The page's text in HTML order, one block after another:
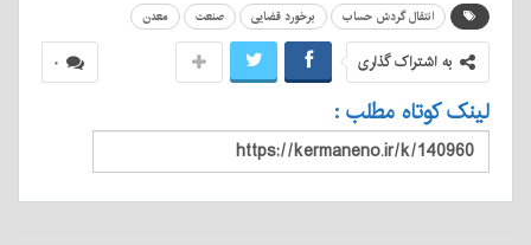
انتقال گردش حساب‌ برخورد قضایی صنعت معدن
۰ به اشتراک گذاری
لینک کوتاه مطلب :